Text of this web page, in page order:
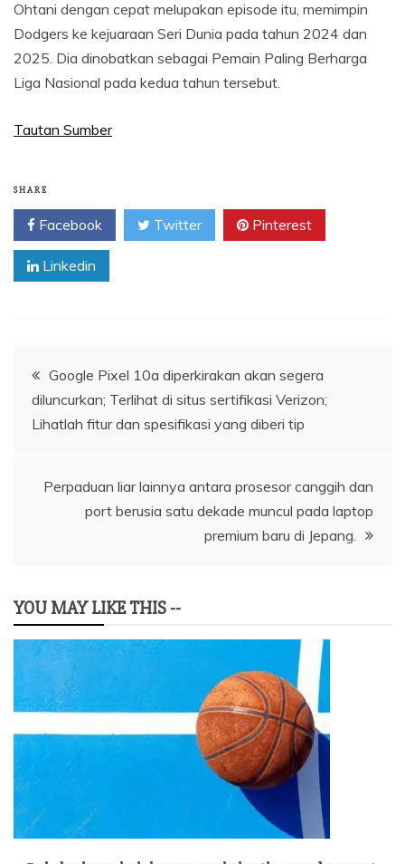
Ohtani dengan cepat melupakan episode itu, memimpin
Dodgers ke kejuaraan Seri Dunia pada tahun 2024 dan
2025. Dia dinobatkan sebagai Pemain Paling Berharga
Liga Nasional pada kedua tahun tersebut.
Tautan Sumber
SHARE
Facebook Twitter Pinterest
Linkedin
Navigasi
pos
Google Pixel 10a diperkirakan akan segera
diluncurkan; Terlihat di situs sertifikasi Verizon;
Lihatlah fitur dan spesifikasi yang diberi tip
Perpaduan liar lainnya antara prosesor canggih dan
port berusia satu dekade muncul pada laptop
premium baru di Jepang.
YOU MAY LIKE THIS --